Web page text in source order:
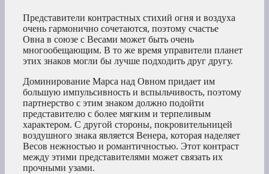
Представители контрастных стихий огня и воздуха
очень гармонично сочетаются, поэтому счастье
Овна в союзе с Весами может быть очень
многообещающим. В то же время управители планет
этих знаков могли бы лучше подходить друг другу.
Доминирование Марса над Овном придает им
большую импульсивность и вспыльчивость, поэтому
партнерство с этим знаком должно подойти
представителю с более мягким и терпеливым
характером. С другой стороны, покровительницей
воздушного знака является Венера, которая наделяет
Весов нежностью и романтичностью. Этот контраст
между этими представителями может связать их
прочными узами.